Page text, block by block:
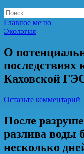
Найти:
Главное меню
Экология
О
последствиях
Каховской
Оставьте комментарий
После
разлива воды
несколько